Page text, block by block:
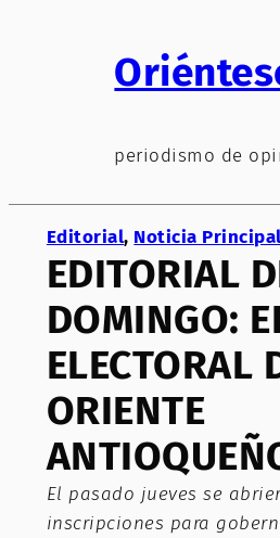
periodismo de
Editorial, Noticia Principal
EDITORIAL
DOMINGO:
ELECTORAL
ORIENTE
El pasado jueves se
inscripciones para